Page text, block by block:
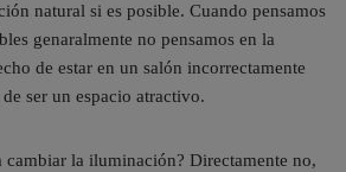
natural si es posible. Cuando pensamos
genaralmente no pensamos en la
de estar en un salón incorrectamente
ser un espacio atractivo.
la iluminación? Directamente no,